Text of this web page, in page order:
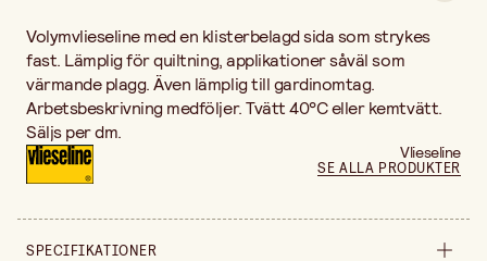
Volymvlieseline med en klisterbelagd sida som strykes
fast. Lämplig för quiltning, applikationer såväl som
värmande plagg. Även lämplig till gardinomtag.
Arbetsbeskrivning medföljer. Tvätt 40°C eller kemtvätt.
Säljs per dm.
Vlieseline
SE ALLA PRODUKTER
SPECIFIKATIONER